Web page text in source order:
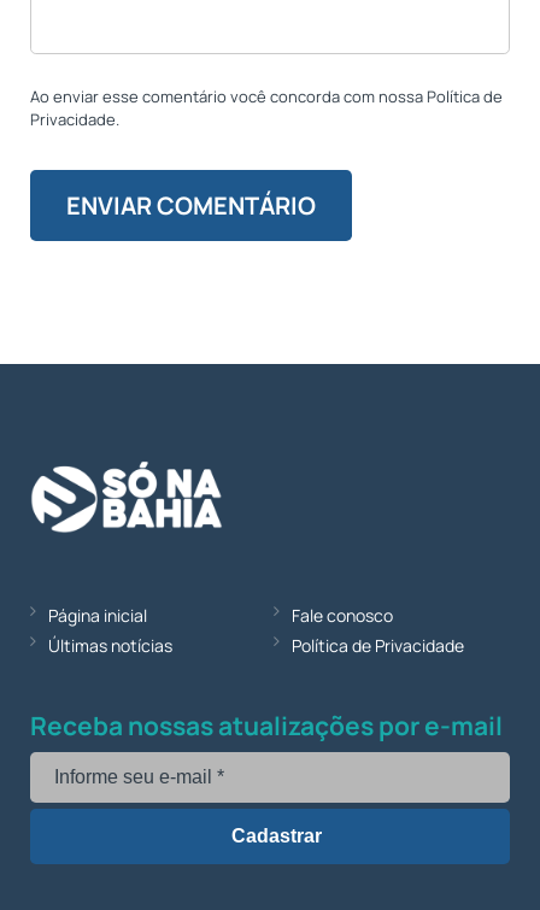
Ao enviar esse comentário você concorda com nossa Política de
Privacidade.
Página inicial
Últimas notícias
Fale conosco
Política de Privacidade
Receba nossas atualizações por e-mail